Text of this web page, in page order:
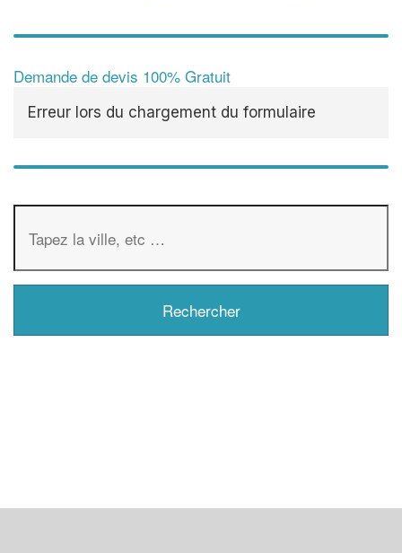
Demande de devis 100% Gratuit
Erreur lors du chargement du formulaire